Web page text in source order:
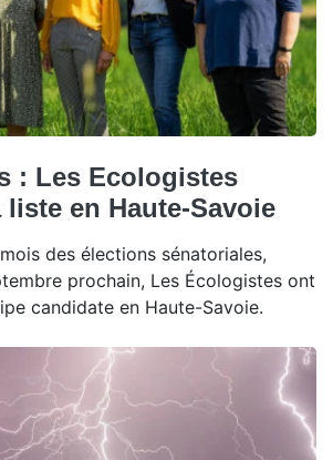
: Les Ecologistes
en Haute-Savoie
des élections sénatoriales,
prochain, Les Écologistes ont
candidate en Haute-Savoie.